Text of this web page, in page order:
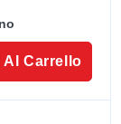
campo
da 20°C
Carrello